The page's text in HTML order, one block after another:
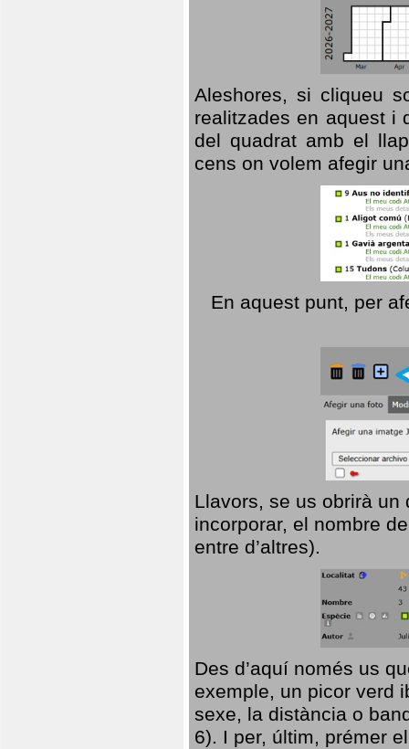
Aleshores, si cliqueu
realitzades en aquest i
del quadrat amb el
cens on volem afegir
En aquest punt, per
Llavors, se us obrirà
incorporar, el nombre
entre d’altres).
Des d’aquí només us
exemple, un picor verd
sexe, la distància o
6). I per, últim, prémer